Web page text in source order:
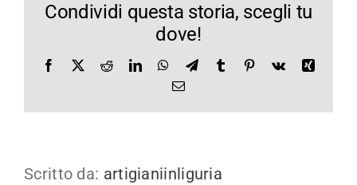
Condividi questa storia, scegli tu
dove!
Facebook
X RedditLinkedInWhatsApp
TelegramTumblr Pinterest
Vk
Xing
Email
Scritto da: artigianiinliguria